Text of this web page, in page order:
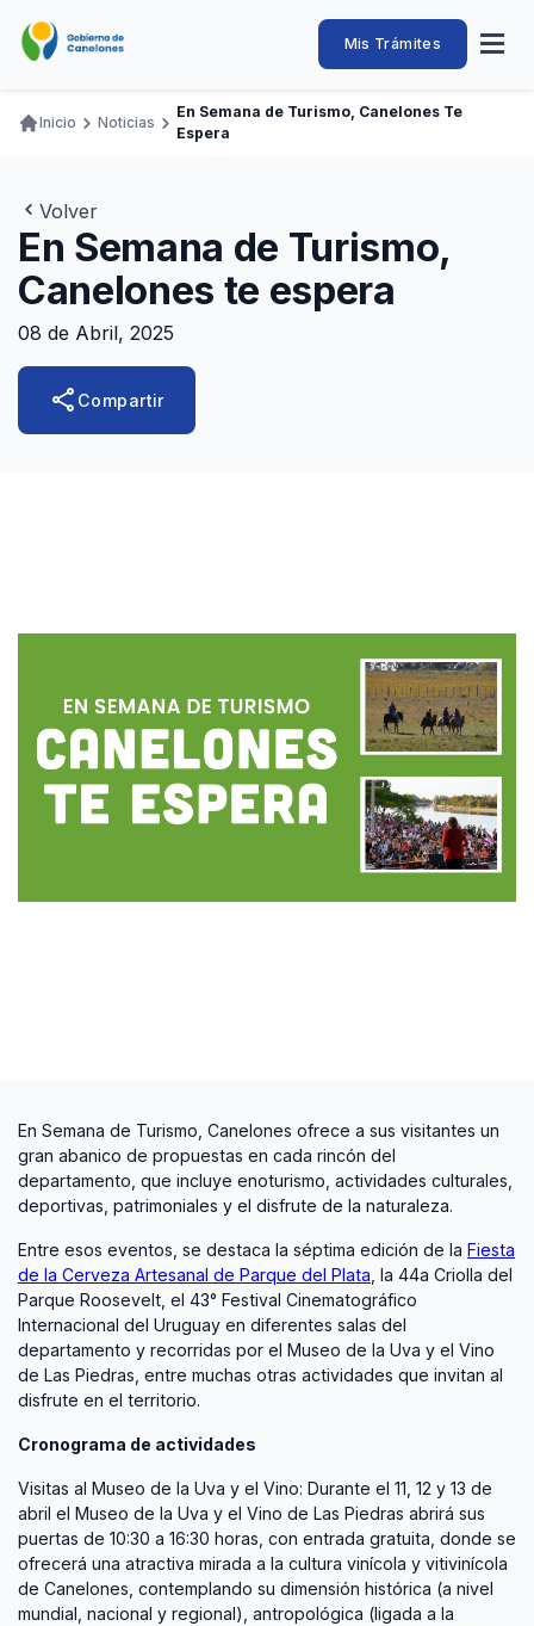
contenido
Intendencia
de
Abrir
Navegación
Mis Trámites
Ingresar
Adquisiciones
Canelones Te Escucha
Teléfonos
Ruta
navegación
Inicio Noticias
En Semana de Turismo, Canelones Te
Espera
Volver
En Semana de Turismo,
Canelones te espera
08 de Abril, 2025
share Compartir
En Semana de Turismo, Canelones ofrece a sus visitantes un
gran abanico de propuestas en cada rincón del
departamento, que incluye enoturismo, actividades culturales,
deportivas, patrimoniales y el disfrute de la naturaleza.
Entre esos eventos, se destaca la séptima edición de la Fiesta
de la Cerveza Artesanal de Parque del Plata , la 44a Criolla del
Parque Roosevelt, el 43° Festival Cinematográfico
Internacional del Uruguay en diferentes salas del
departamento y recorridas por el Museo de la Uva y el Vino
de Las Piedras, entre muchas otras actividades que invitan al
disfrute en el territorio.
Cronograma de actividades
Visitas al Museo de la Uva y el Vino: Durante el 11, 12 y 13 de
abril el Museo de la Uva y el Vino de Las Piedras abrirá sus
puertas de 10:30 a 16:30 horas, con entrada gratuita, donde se
ofrecerá una atractiva mirada a la cultura vinícola y vitivinícola
de Canelones, contemplando su dimensión histórica (a nivel
mundial, nacional y regional), antropológica (ligada a la